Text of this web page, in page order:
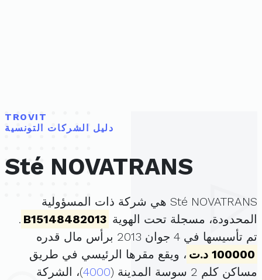
TROVIT
دليل الشركات التونسية
Sté NOVATRANS
Sté NOVATRANS هي شركة ذات المسؤولية
المحدودة، مسجلة تحت الهوية B15148482013
.
تم تأسيسها في 4 جوان 2013 برأس مال قدره
100000 د.ت
، ويقع مقرها الرئيسي في طريق
مساكن كلم 2 سوسة المدينة (
4000)، الشركة